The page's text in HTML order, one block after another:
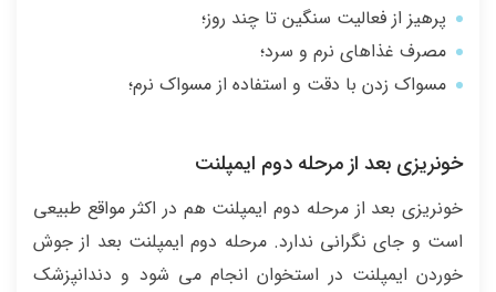
پرهیز از فعالیت سنگین تا چند روز؛
مصرف غذاهای نرم و سرد؛
مسواک زدن با دقت و استفاده از مسواک نرم؛
خونریزی بعد از مرحله دوم ایمپلنت
خونریزی بعد از مرحله دوم ایمپلنت هم در اکثر مواقع طبیعی
است و جای نگرانی ندارد. مرحله دوم ایمپلنت بعد از جوش
خوردن ایمپلنت در استخوان انجام می شود و دندانپزشک